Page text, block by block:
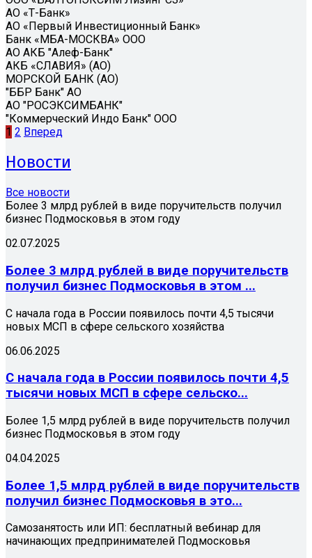
АО «Т-Банк»
АО «Первый Инвестиционный Банк»
Банк «МБА-МОСКВА» ООО
АО АКБ "Алеф-Банк"
АКБ «СЛАВИЯ» (АО)
МОРСКОЙ БАНК (АО)
"ББР Банк" АО
АО "РОСЭКСИМБАНК"
"Коммерческий Индо Банк" ООО
1 2 Вперед
Новости
Все новости
Более 3 млрд рублей в виде поручительств получил
бизнес Подмосковья в этом году
02.07.2025
Более 3 млрд рублей в виде поручительств
получил бизнес Подмосковья в этом ...
С начала года в России появилось почти 4,5 тысячи
новых МСП в сфере сельского хозяйства
06.06.2025
С начала года в России появилось почти 4,5
тысячи новых МСП в сфере сельско...
Более 1,5 млрд рублей в виде поручительств получил
бизнес Подмосковья в этом году
04.04.2025
Более 1,5 млрд рублей в виде поручительств
получил бизнес Подмосковья в это...
Самозанятость или ИП: бесплатный вебинар для
начинающих предпринимателей Подмосковья